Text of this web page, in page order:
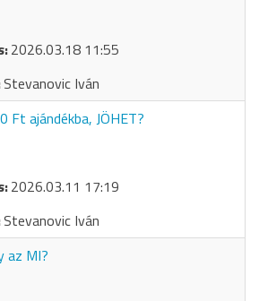
2026.03.18 11:55
Stevanovic Iván
Ft ajándékba, JÖHET?
2026.03.11 17:19
Stevanovic Iván
az MI?